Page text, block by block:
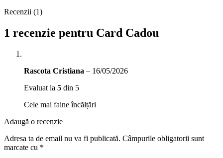
Recenzii (1)
1 recenzie pentru Card Cadou
Rascota Cristiana – 16/05/2026
Evaluat la 5 din 5
Cele mai faine încălțări
Adaugă o recenzie
Adresa ta de email nu va fi publicată. Câmpurile obligatorii sunt
marcate cu *